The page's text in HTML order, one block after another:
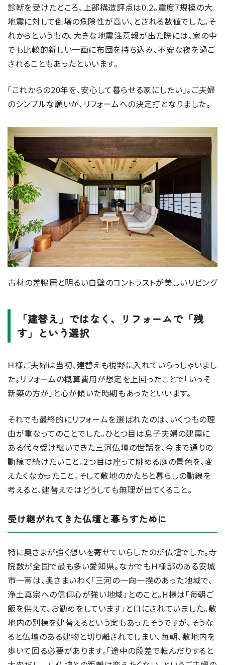
診断を受けたところ、上部構造評点は0.2。震度7規模の大
地震に対して倒壊の危険性が高い、とされる数値でした。そ
れからというもの、大きな地震注意報が出た際には、家の中
でも比較的新しい一画に布団を持ち込み、不安な夜を過ご
されることもあったといいます。
「これからの20年を、安心して暮らせる家にしたい」。ご夫婦
のシンプルな願いが、リフォームへの決定打となりました。
古材の差鴨居と明るい白壁のコントラストが美しいリビング
「建替え」ではなく、リフォームで「残
す」という選択
Ｈ様ご夫婦は当初、建替えも視野に入れていらっしゃいまし
た。リフォームの概算費用が想定を上回ったことで「いっそ
新築の方が」と心が傾いた時期もあったといいます。
それでも最終的にリフォームを選ばれたのは、いくつもの理
由が重なってのことでした。ひとつ目は息子夫婦の建屋に
ある代々受け継いできた三河仏壇の世話を、今まで通りの
動線で続けたいこと。2つ目は座って眺める庭の景色を、変
えたくなかったこと。そして敷地のかたちと暮らしの動線を
考えると、建替えではどうしても無理が出てくること。
受け継がれてきた仏壇と暮らすために
特に奥さまが強く想いを寄せていらしたのが仏壇でした。寺
院数が全国で最も多い愛知県。なかでもＨ様邸のある安城
市一帯は、奥さまいわく「三河の一向一揆のあった地域で、
浄土真宗への信仰心が強い地域」とのこと。H様は「毎朝ご
飯を供えて、お勤めをしています」と口にされていました。敷
地内の別棟を建替えるという案もあったそうですが、そうな
ると仏壇のある建物と切り離されてしまい、毎朝、敷地内を
歩いて回る必要があります。「途中の段差で転んだりすると